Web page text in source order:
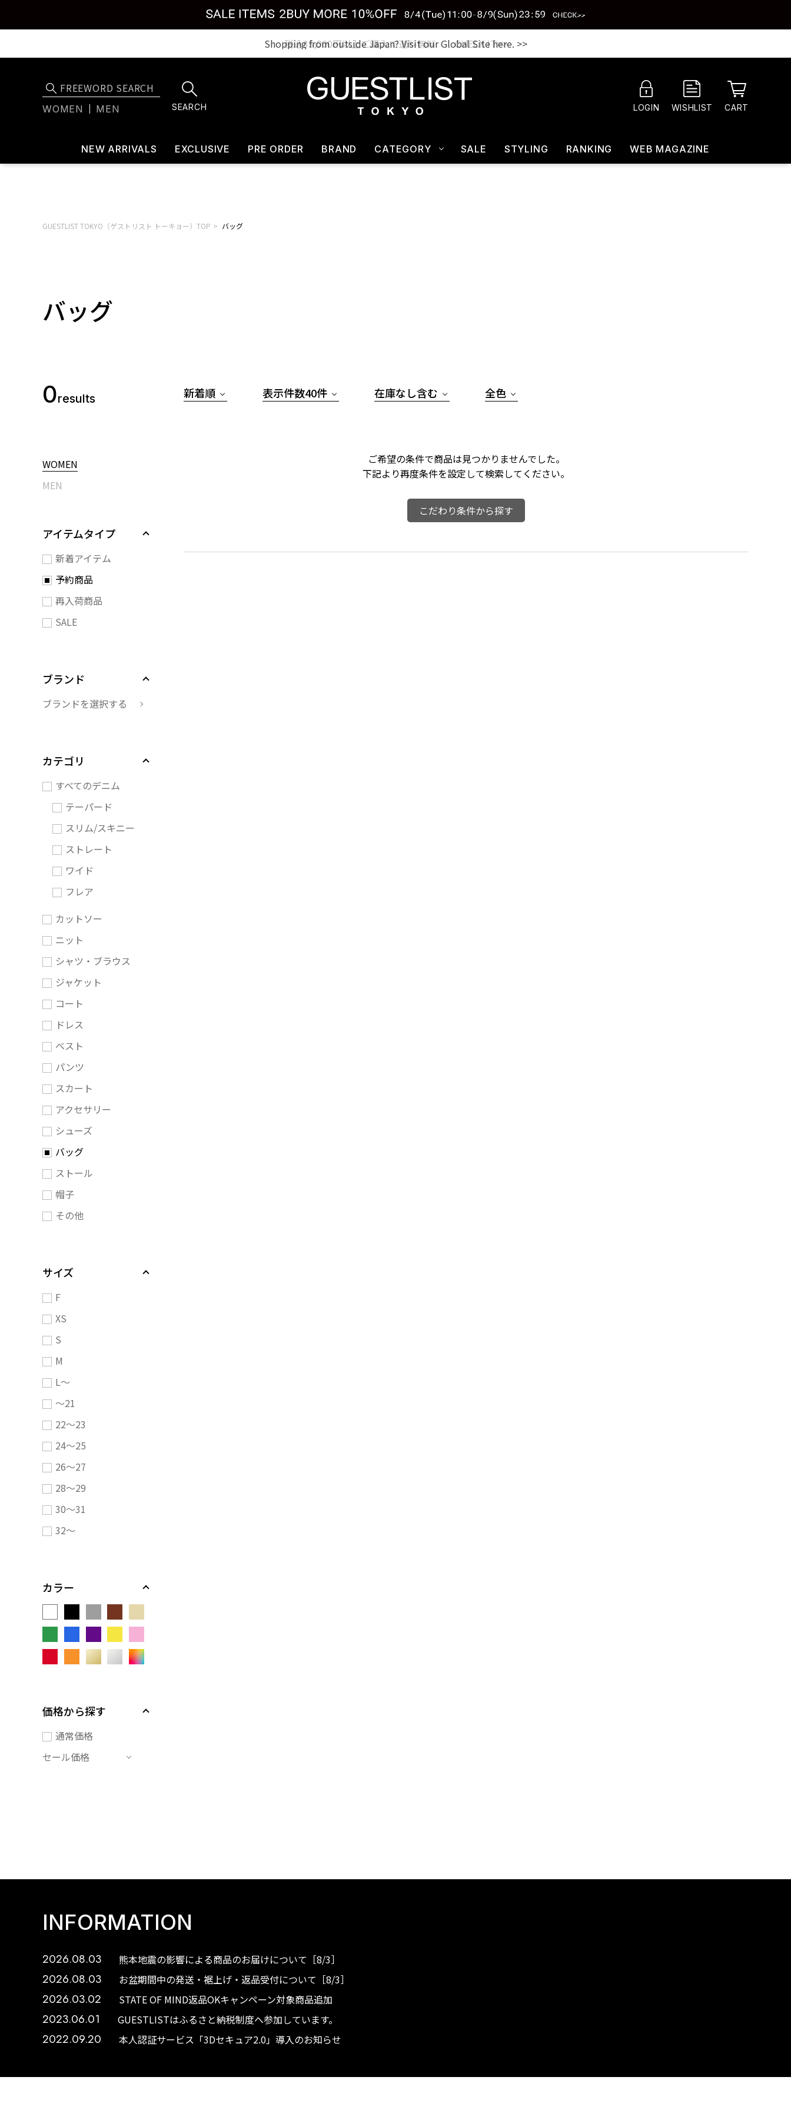
税込33,000円以上ご購入で送料無料 CHECK IT>>
WOMEN MEN SEARCH LOGIN WISHLIST CART
NEW ARRIVALS EXCLUSIVE PRE ORDER BRAND CATEGORY SALE STYLING RANKING WEB MAGAZINE
GUESTLIST TOKYO（ゲストリスト トーキョー）TOP バッグ
バッグ
0results
WOMEN
MEN
アイテムタイプ
新着アイテム
予約商品
再入荷商品
SALE
ブランド
ブランドを選択する
カテゴリ
すべてのデニム
テーパード
スリム/スキニー
ストレート
ワイド
フレア
カットソー
ニット
シャツ・ブラウス
ジャケット
コート
ドレス
ベスト
パンツ
スカート
アクセサリー
シューズ
バッグ
ストール
帽子
その他
サイズ
F
XS
S
M
L～
～21
22～23
24～25
26～27
28～29
30～31
32～
カラー
価格から探す
通常価格
セール価格
新着順 表示件数40件 在庫なし含む 全色
ご希望の条件で商品は見つかりませんでした。
下記より再度条件を設定して検索してください。
こだわり条件から探す
INFORMATION
2026.08.03 熊本地震の影響による商品のお届けについて［8/3］
2026.08.03 お盆期間中の発送・裾上げ・返品受付について［8/3］
2026.03.02 STATE OF MIND返品OKキャンペーン対象商品追加
2023.06.01 GUESTLISTはふるさと納税制度へ参加しています。
2022.09.20 本人認証サービス「3Dセキュア2.0」導入のお知らせ